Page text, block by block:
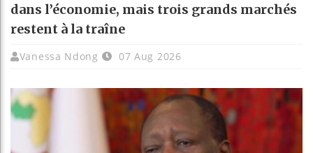
dans l’économie, mais trois grands marchés
restent à la traîne
Vanessa Ndong 07 Aug 2026